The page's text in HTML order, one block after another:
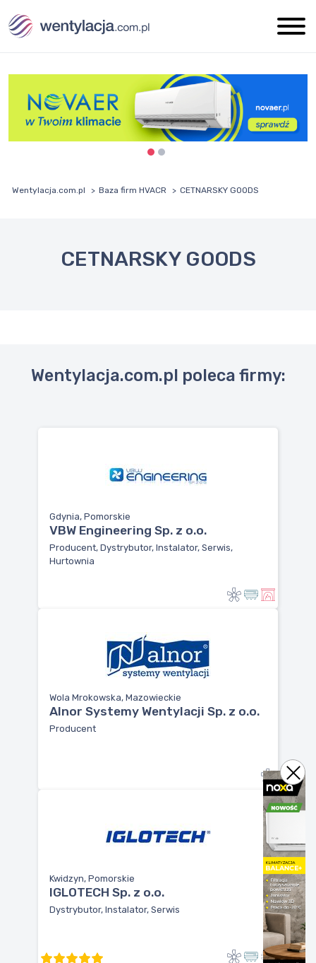
Wentylacja.com.pl Baza firm HVACR CETNARSKY GOODS
CETNARSKY GOODS
Wentylacja.com.pl poleca firmy:
Gdynia, Pomorskie
VBW Engineering Sp. z o.o.
Producent, Dystrybutor, Instalator, Serwis,
Hurtownia
Wola Mrokowska, Mazowieckie
Alnor Systemy Wentylacji Sp. z o.o.
Producent
Kwidzyn, Pomorskie
IGLOTECH Sp. z o.o.
Dystrybutor, Instalator, Serwis